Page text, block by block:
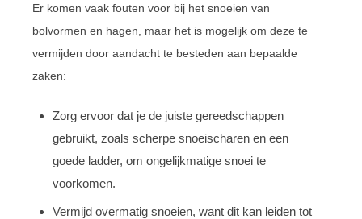
Er komen vaak fouten voor bij het snoeien van
bolvormen en hagen, maar het is mogelijk om deze te
vermijden door aandacht te besteden aan bepaalde
zaken:
Zorg ervoor dat je de juiste gereedschappen
gebruikt, zoals scherpe snoeischaren en een
goede ladder, om ongelijkmatige snoei te
voorkomen.
Vermijd overmatig snoeien, want dit kan leiden tot